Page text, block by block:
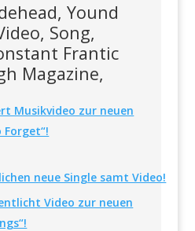
Yound
Song,
Frantic
Magazine,
Musikvideo zur neuen
Forget“!
neue Single samt Video!
Video zur neuen